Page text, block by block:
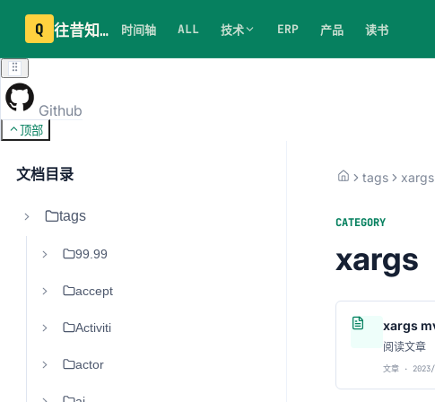
Q 往昔知识库 时间轴 ALL 技术 ERP 产品 读书
Github
顶部
文档目录
tags
99.99
accept
Activiti
actor
tags xargs
CATEGORY
xargs
xargs
阅读文章
文章 ·